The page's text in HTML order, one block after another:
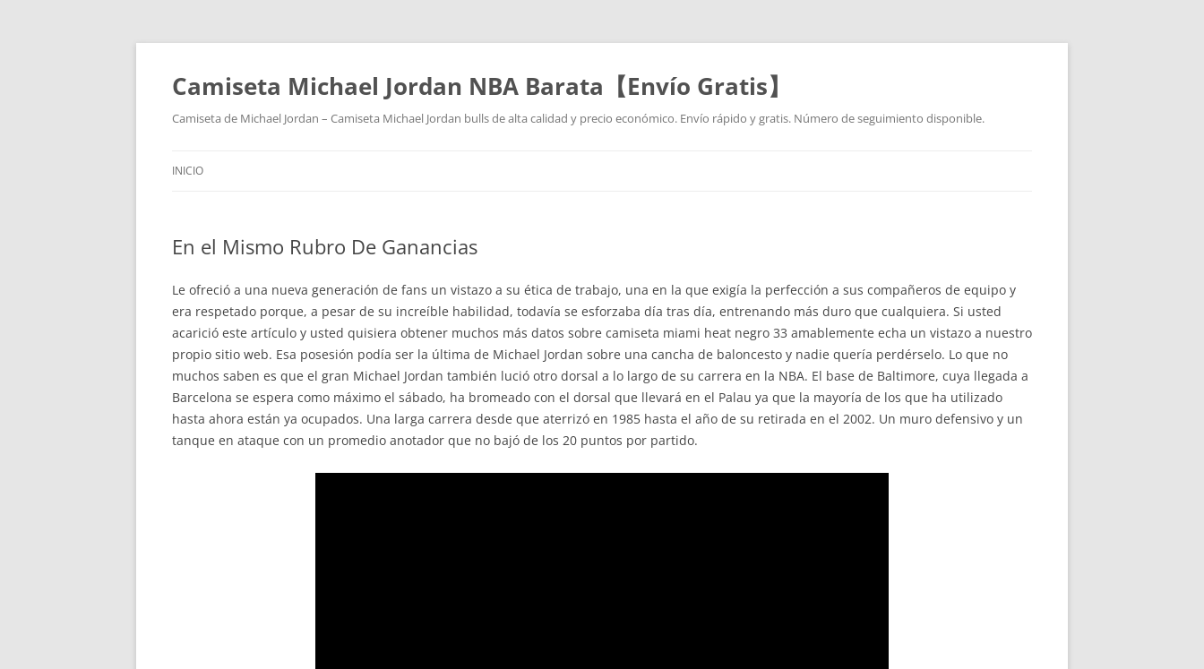
Camiseta Michael Jordan NBA Barata【Envío Gratis】
Camiseta de Michael Jordan – Camiseta Michael Jordan bulls de alta calidad y precio económico. Envío rápido y gratis. Número de seguimiento disponible.
INICIO
En el Mismo Rubro De Ganancias
Le ofreció a una nueva generación de fans un vistazo a su ética de trabajo, una en la que exigía la perfección a sus compañeros de equipo y
era respetado porque, a pesar de su increíble habilidad, todavía se esforzaba día tras día, entrenando más duro que cualquiera. Si usted
acarició este artículo y usted quisiera obtener muchos más datos sobre camiseta miami heat negro 33 amablemente echa un vistazo a nuestro
propio sitio web. Esa posesión podía ser la última de Michael Jordan sobre una cancha de baloncesto y nadie quería perdérselo. Lo que no
muchos saben es que el gran Michael Jordan también lució otro dorsal a lo largo de su carrera en la NBA. El base de Baltimore, cuya llegada a
Barcelona se espera como máximo el sábado, ha bromeado con el dorsal que llevará en el Palau ya que la mayoría de los que ha utilizado
hasta ahora están ya ocupados. Una larga carrera desde que aterrizó en 1985 hasta el año de su retirada en el 2002. Un muro defensivo y un
tanque en ataque con un promedio anotador que no bajó de los 20 puntos por partido.